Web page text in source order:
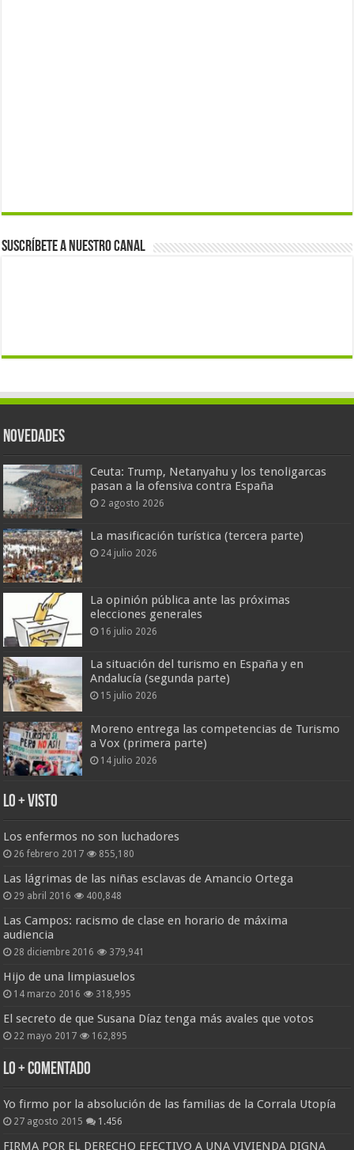
Suscríbete a nuestro canal
Novedades
Ceuta: Trump, Netanyahu y los tenoligarcas
pasan a la ofensiva contra España
2 agosto 2026
La masificación turística (tercera parte)
24 julio 2026
La opinión pública ante las próximas
elecciones generales
16 julio 2026
La situación del turismo en España y en
Andalucía (segunda parte)
15 julio 2026
Moreno entrega las competencias de Turismo
a Vox (primera parte)
14 julio 2026
Lo + Visto
Los enfermos no son luchadores
26 febrero 2017 855,180
Las lágrimas de las niñas esclavas de Amancio Ortega
29 abril 2016 400,848
Las Campos: racismo de clase en horario de máxima
audiencia
28 diciembre 2016 379,941
Hijo de una limpiasuelos
14 marzo 2016 318,995
El secreto de que Susana Díaz tenga más avales que votos
22 mayo 2017 162,895
Lo + Comentado
Yo firmo por la absolución de las familias de la Corrala Utopía
27 agosto 2015 1.456
FIRMA POR EL DERECHO EFECTIVO A UNA VIVIENDA DIGNA